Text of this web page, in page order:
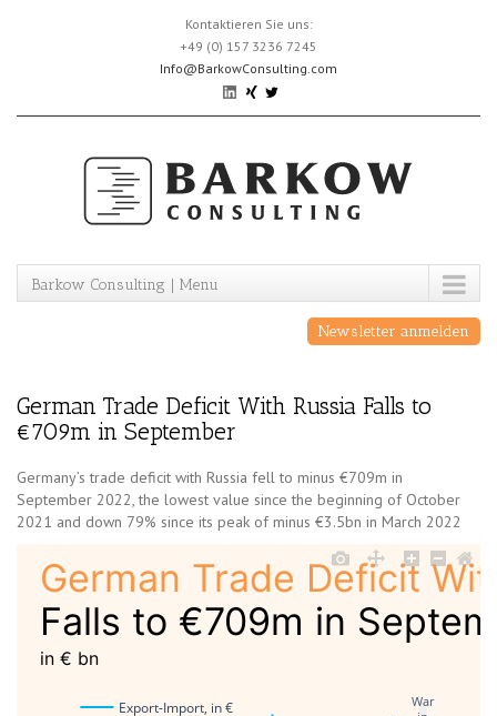
Kontaktieren Sie uns:
+49 (0) 157 3236 7245
Info@BarkowConsulting.com
Barkow Consulting | Menu
Newsletter anmelden
German Trade Deficit With Russia Falls to
€709m in September
Germany’s trade deficit with Russia fell to minus €709m in
September 2022, the lowest value since the beginning of October
2021 and down 79% since its peak of minus €3.5bn in March 2022
Export-Import, in €
German Trade Deficit
Falls to €709m in
in € bn
War